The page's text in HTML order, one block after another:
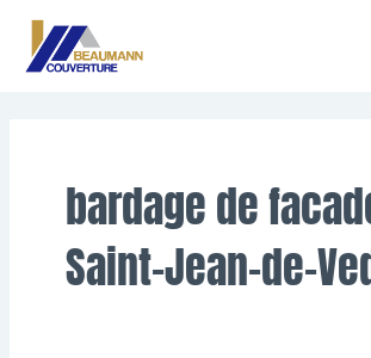
Aller
bardage de
Saint-Jean-de-